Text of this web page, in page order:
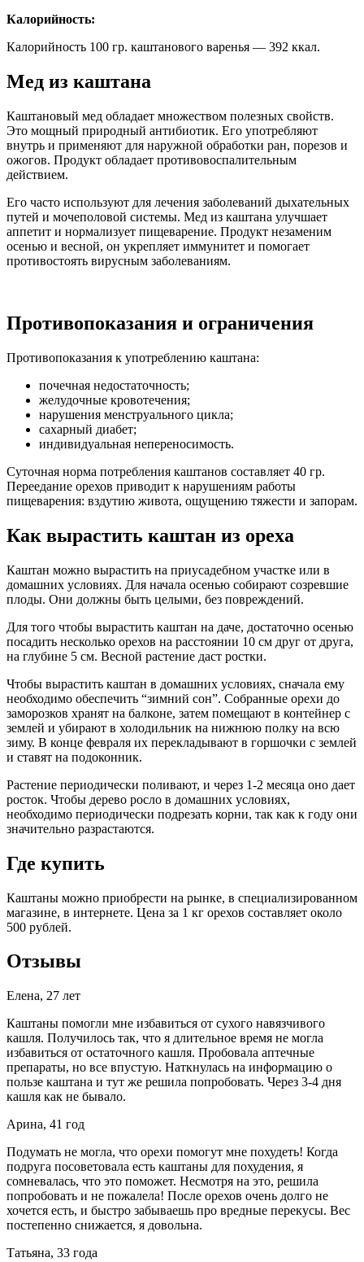
Калорийность:
Калорийность 100 гр. каштанового варенья — 392 ккал.
Мед из каштана
Каштановый мед обладает множеством полезных свойств.
Это мощный природный антибиотик. Его употребляют
внутрь и применяют для наружной обработки ран, порезов и
ожогов. Продукт обладает противовоспалительным
действием.
Его часто используют для лечения заболеваний дыхательных
путей и мочеполовой системы. Мед из каштана улучшает
аппетит и нормализует пищеварение. Продукт незаменим
осенью и весной, он укрепляет иммунитет и помогает
противостоять вирусным заболеваниям.
Противопоказания и ограничения
Противопоказания к употреблению каштана:
почечная недостаточность;
желудочные кровотечения;
нарушения менструального цикла;
сахарный диабет;
индивидуальная непереносимость.
Суточная норма потребления каштанов составляет 40 гр.
Переедание орехов приводит к нарушениям работы
пищеварения: вздутию живота, ощущению тяжести и запорам.
Как вырастить каштан из ореха
Каштан можно вырастить на приусадебном участке или в
домашних условиях. Для начала осенью собирают созревшие
плоды. Они должны быть целыми, без повреждений.
Для того чтобы вырастить каштан на даче, достаточно осенью
посадить несколько орехов на расстоянии 10 см друг от друга,
на глубине 5 см. Весной растение даст ростки.
Чтобы вырастить каштан в домашних условиях, сначала ему
необходимо обеспечить “зимний сон”. Собранные орехи до
заморозков хранят на балконе, затем помещают в контейнер с
землей и убирают в холодильник на нижнюю полку на всю
зиму. В конце февраля их перекладывают в горшочки с землей
и ставят на подоконник.
Растение периодически поливают, и через 1-2 месяца оно дает
росток. Чтобы дерево росло в домашних условиях,
необходимо периодически подрезать корни, так как к году они
значительно разрастаются.
Где купить
Каштаны можно приобрести на рынке, в специализированном
магазине, в интернете. Цена за 1 кг орехов составляет около
500 рублей.
Отзывы
Елена, 27 лет
Каштаны помогли мне избавиться от сухого навязчивого
кашля. Получилось так, что я длительное время не могла
избавиться от остаточного кашля. Пробовала аптечные
препараты, но все впустую. Наткнулась на информацию о
пользе каштана и тут же решила попробовать. Через 3-4 дня
кашля как не бывало.
Арина, 41 год
Подумать не могла, что орехи помогут мне похудеть! Когда
подруга посоветовала есть каштаны для похудения, я
сомневалась, что это поможет. Несмотря на это, решила
попробовать и не пожалела! После орехов очень долго не
хочется есть, и быстро забываешь про вредные перекусы. Вес
постепенно снижается, я довольна.
Татьяна, 33 года